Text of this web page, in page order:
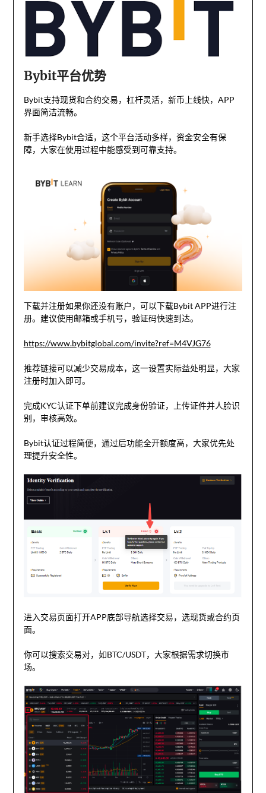
Bybit平台优势
Bybit支持现货和合约交易，杠杆灵活，新币上线快，APP
界面简洁流畅。
新手选择Bybit合适，这个平台活动多样，资金安全有保
障，大家在使用过程中能感受到可靠支持。
下载并注册如果你还没有账户，可以下载Bybit APP进行注
册。建议使用邮箱或手机号，验证码快速到达。
https://www.bybitglobal.com/invite?ref=M4VJG76
推荐链接可以减少交易成本，这一设置实际益处明显，大家
注册时加入即可。
完成KYC认证下单前建议完成身份验证，上传证件并人脸识
别，审核高效。
Bybit认证过程简便，通过后功能全开额度高，大家优先处
理提升安全性。
进入交易页面打开APP底部导航选择交易，选现货或合约页
面。
你可以搜索交易对，如BTC/USDT，大家根据需求切换市
场。